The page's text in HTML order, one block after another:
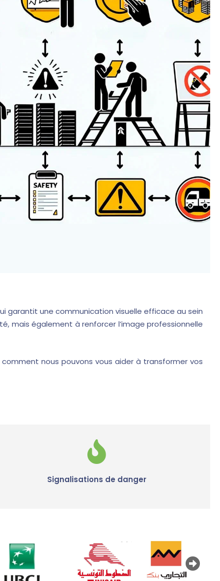
garantit une communication visuelle efficace au sein
mais également à renforcer l’image professionnelle
nous pouvons vous aider à transformer vos
Signalisations de danger